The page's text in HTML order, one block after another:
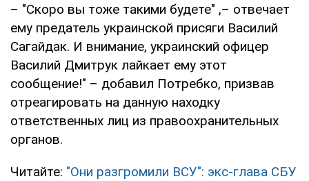
– "Скоро вы тоже такими будете" ,– отвечает
ему предатель украинской присяги Василий
Сагайдак. И внимание, украинский офицер
Василий Дмитрук лайкает ему этот
сообщение!" – добавил Потребко, призвав
отреагировать на данную находку
ответственных лиц из правоохранительных
органов.
Читайте: "Они разгромили ВСУ": экс-глава СБУ